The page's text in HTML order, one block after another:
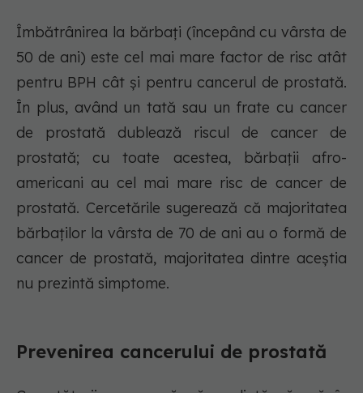
Îmbătrânirea la bărbați (începând cu vârsta de
50 de ani) este cel mai mare factor de risc atât
pentru BPH cât și pentru cancerul de prostată.
În plus, având un tată sau un frate cu cancer
de prostată dublează riscul de cancer de
prostată; cu toate acestea, bărbații afro-
americani au cel mai mare risc de cancer de
prostată. Cercetările sugerează că majoritatea
bărbaților la vârsta de 70 de ani au o formă de
cancer de prostată, majoritatea dintre aceștia
nu prezintă simptome.
Prevenirea cancerului de prostată